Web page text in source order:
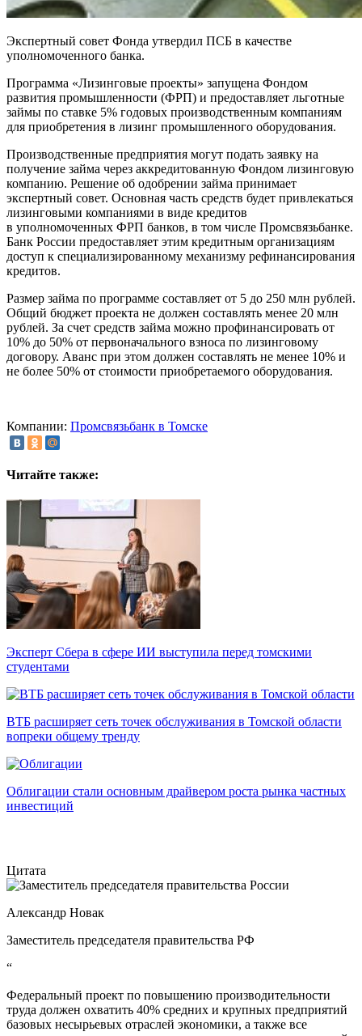
Экспертный совет Фонда утвердил ПСБ в качестве
уполномоченного банка.
Программа «Лизинговые проекты» запущена Фондом
развития промышленности (ФРП) и предоставляет льготные
займы по ставке 5% годовых производственным компаниям
для приобретения в лизинг промышленного оборудования.
Производственные предприятия могут подать заявку на
получение займа через аккредитованную Фондом лизинговую
компанию. Решение об одобрении займа принимает
экспертный совет. Основная часть средств будет привлекаться
лизинговыми компаниями в виде кредитов
в уполномоченных ФРП банков, в том числе Промсвязьбанке.
Банк России предоставляет этим кредитным организациям
доступ к специализированному механизму рефинансирования
кредитов.
Размер займа по программе составляет от 5 до 250 млн рублей.
Общий бюджет проекта не должен составлять менее 20 млн
рублей. За счет средств займа можно профинансировать от
10% до 50% от первоначального взноса по лизинговому
договору. Аванс при этом должен составлять не менее 10% и
не более 50% от стоимости приобретаемого оборудования.
Компании: Промсвязьбанк в Томске
Читайте также:
Эксперт Сбера в сфере ИИ выступила перед томскими
студентами
ВТБ расширяет сеть точек обслуживания в Томской области
вопреки общему тренду
Облигации стали основным драйвером роста рынка частных
инвестиций
Цитата
Александр Новак
Заместитель председателя правительства РФ
“
Федеральный проект по повышению производительности
труда должен охватить 40% средних и крупных предприятий
базовых несырьевых отраслей экономики, а также все